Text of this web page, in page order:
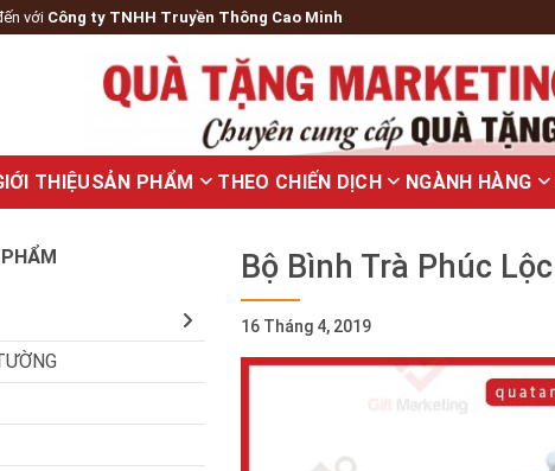
với Công ty TNHH Truyền Thông Cao Minh
THIỆUSẢN PHẨM THEO CHIẾN DỊCH NGÀNH HÀNG
Bộ Bình Trà Phúc
16 Tháng 4, 2019